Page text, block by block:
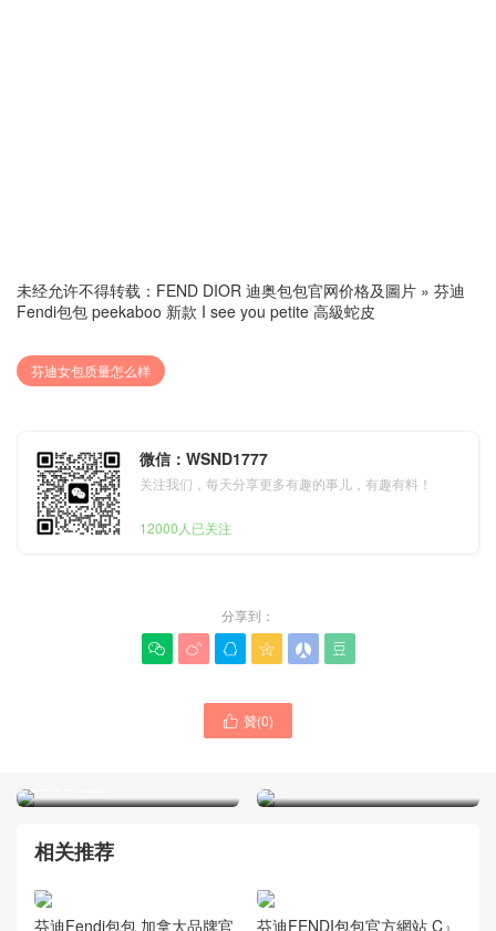
未经允许不得转载： FEND DIOR 迪奥包包官网价格及圖片 » 芬迪
Fendi包包 peekaboo 新款 I see you petite 高級蛇皮
芬迪女包质量怎么样
微信：WSND1777
关注我们，每天分享更多有趣的事儿，有趣有料！
12000人已关注
分享到：
     
 贊(0)
LOGO標誌
Celine女包 思琳品牌包多少
相关推荐
芬迪Fendi包包 加拿大品牌官 芬迪FENDI包包官方網站 C』